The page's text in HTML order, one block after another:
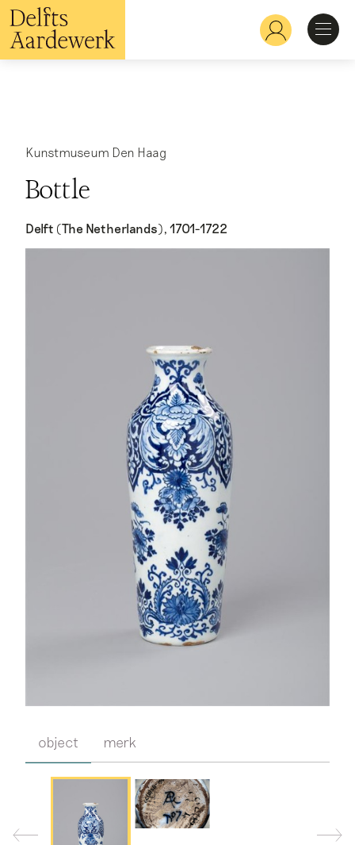
Skip
to
main
content
Hoofdnavigatie
Explore
Learn
Kunstmuseum Den Haag
Bottle
Delft (The Netherlands), 1701-1722
object merk